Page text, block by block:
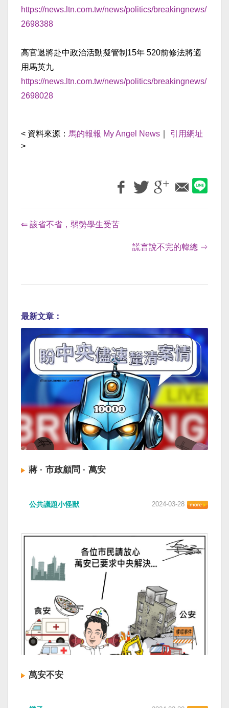
https://news.ltn.com.tw/news/politics/breakingnews/
2698388
高官退將赴中政治活動擬管制15年 520前修法將適
用馬英九
https://news.ltn.com.tw/news/politics/breakingnews/
2698028
< 資料來源： 馬的報報 My Angel News
引用網址
>
⇐ 該省不省，弱勢學生受苦
謊言說不完的韓總 ⇒
最新文章：
蔣 · 市政顧問 · 萬安
公共議題小怪獸 2024-03-28
萬安不安